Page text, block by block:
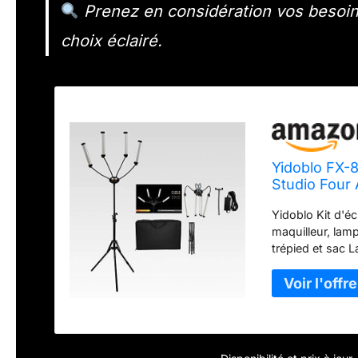
Prenez en considération vos
choix éclairé.
Yidoblo FX-
Studio Four
de caméra
Yidoblo Kit
maquilleur,
trépied et sac
lumière,
(appuyez sur
trouver l'angle